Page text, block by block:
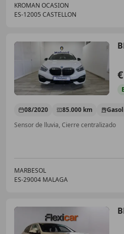
KROMAN OCASION
ES-12005 CASTELLON
08/2020 85.000 km
Sensor de lluvia, Cierre centralizado
MARBESOL
ES-29004 MALAGA